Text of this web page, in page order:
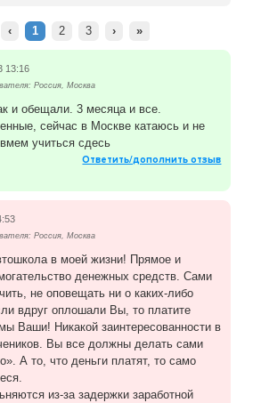
‹ 1 2 3 › »
13:16
Россия, Москва
и обещали. 3 месяца и все.
сейчас в Москве катаюсь и не
учиться сдесь
Ответить/дополнить отзыв
Россия, Москва
в моей жизни! Прямое и
денежных средств. Сами
не оповещать ни о каких-либо
вдруг оплошали Вы, то платите
Ваши! Никакой заинтересованности в
Вы все должны делать сами
А то, что деньги платят, то само
из-за задержки заработной